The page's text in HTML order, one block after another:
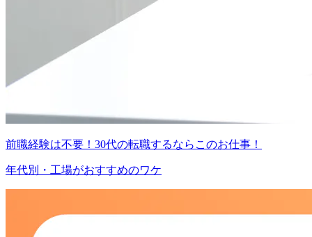
前職経験は不要！30代の転職するならこのお仕事！
年代別・工場がおすすめのワケ